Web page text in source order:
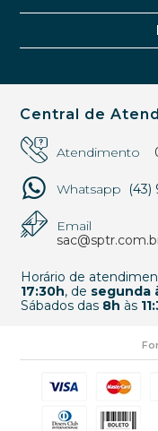
Central de
Atendimento
Whatsapp (43)
Email
Horário de
17:30h, de segunda
Sábados das 8h às